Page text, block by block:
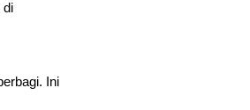
di
Ini